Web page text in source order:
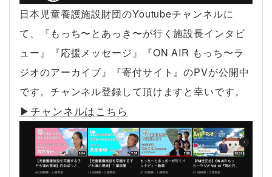
日本児童養護施設財団のYoutubeチャンネルに
て、『もっち〜とあっき〜が行く施設長インタビ
ュー』『応援メッセージ』『ON AIR もっち〜ラ
ジオのアーカイブ』『寄付サイト』のPVが公開中
です。チャンネル登録して頂けますと幸いです。
▶︎チャンネルはこちら